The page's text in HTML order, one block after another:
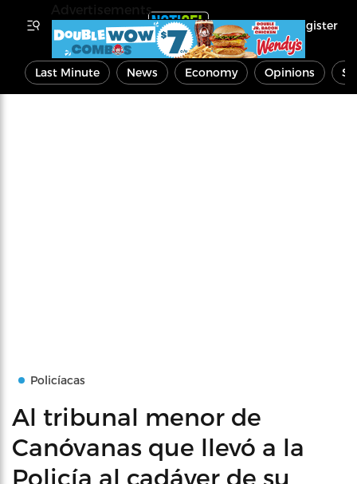
Register
Last Minute News Economy Opinions
Policíacas
Al tribunal menor de
Canóvanas que llevó a la
Policía al cadáver de su
Advertisements